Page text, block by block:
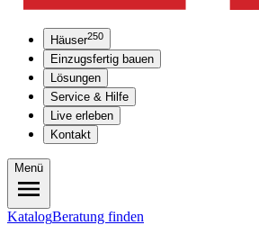
Häuser250
Einzugsfertig bauen
Lösungen
Service & Hilfe
Live erleben
Kontakt
Menü
KatalogBeratung finden